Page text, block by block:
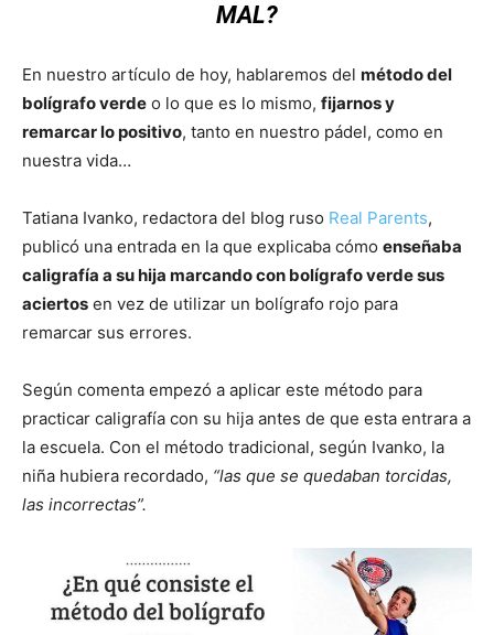
MAL?
En nuestro artículo de hoy, hablaremos del método del
bolígrafo verde o lo que es lo mismo, fijarnos y
remarcar lo positivo, tanto en nuestro pádel, como en
nuestra vida…
Tatiana Ivanko, redactora del blog ruso Real Parents,
publicó una entrada en la que explicaba cómo enseñaba
caligrafía a su hija marcando con bolígrafo verde sus
aciertos en vez de utilizar un bolígrafo rojo para
remarcar sus errores.
Según comenta empezó a aplicar este método para
practicar caligrafía con su hija antes de que esta entrara a
la escuela. Con el método tradicional, según Ivanko, la
niña hubiera recordado, “las que se quedaban torcidas,
las incorrectas”.